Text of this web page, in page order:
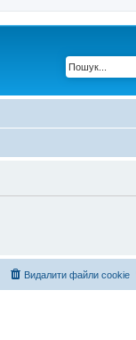
Видалити файли cookie